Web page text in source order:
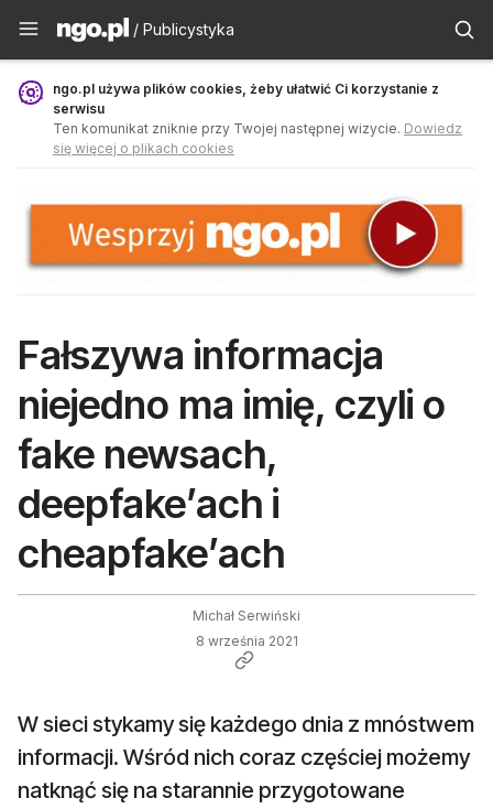
Publicystyka - ngo.pl
/ Publicystyka
ngo.pl używa plików cookies, żeby ułatwić Ci korzystanie z
serwisu
Ten komunikat zniknie przy Twojej następnej wizycie. Dowiedz
się więcej o plikach cookies
Fałszywa informacja
niejedno ma imię, czyli o
fake newsach,
deepfake’ach i
cheapfake’ach
Michał Serwiński
8 września 2021
W sieci stykamy się każdego dnia z mnóstwem
informacji. Wśród nich coraz częściej możemy
natknąć się na starannie przygotowane